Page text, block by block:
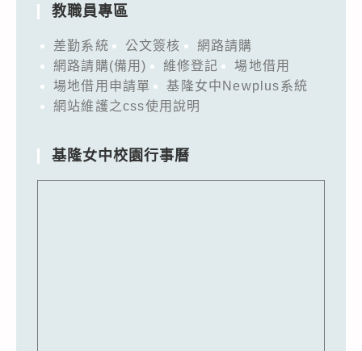
教職員專區
差勤系統 公文簽核
網路請購
網路請購(備用)
維修登記
場地借用
場地借用申請單
基隆女中Newplus系統
網站維護之css使用說明
基隆女中校園行事曆